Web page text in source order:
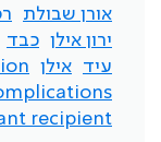
אורן שבולת
ירון אילן כבד
עיד
אילן
recipient